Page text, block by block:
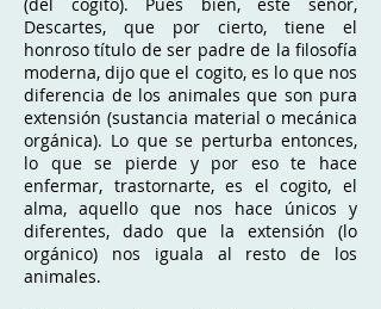
Descartes, que por cierto, tiene el
honroso título de ser padre de la filosofía
moderna, dijo que el cogito, es lo que nos
diferencia de los animales que son pura
extensión (sustancia material o mecánica
orgánica). Lo que se perturba entonces,
lo que se pierde y por eso te hace
enfermar, trastornarte, es el cogito, el
alma, aquello que nos hace únicos y
diferentes, dado que la extensión (lo
orgánico) nos iguala al resto de los
animales.